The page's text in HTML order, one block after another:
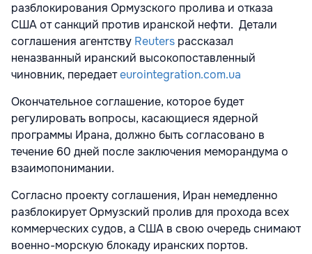
разблокирования Ормузского пролива и отказа
США от санкций против иранской нефти. Детали
соглашения агентству Reuters рассказал
неназванный иранский высокопоставленный
чиновник, передаетeurointegration.com.ua
Окончательное соглашение, которое будет
регулировать вопросы, касающиеся ядерной
программы Ирана, должно быть согласовано в
течение 60 дней после заключения меморандума о
взаимопонимании.
Согласно проекту соглашения, Иран немедленно
разблокирует Ормузский пролив для прохода всех
коммерческих судов, а США в свою очередь снимают
военно-морскую блокаду иранских портов.